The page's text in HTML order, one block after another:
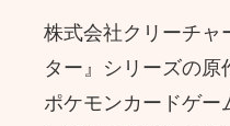
株式会社クリーチャ
ター』シリーズの原
ポケモンカードゲー